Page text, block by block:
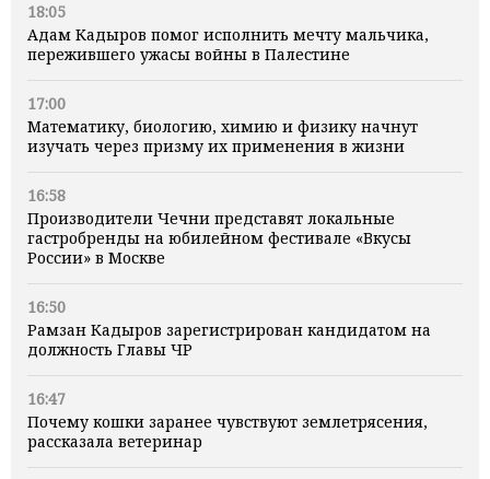
18:05
Адам Кадыров помог исполнить мечту мальчика,
пережившего ужасы войны в Палестине
17:00
Математику, биологию, химию и физику начнут
изучать через призму их применения в жизни
16:58
Производители Чечни представят локальные
гастробренды на юбилейном фестивале «Вкусы
России» в Москве
16:50
Рамзан Кадыров зарегистрирован кандидатом на
должность Главы ЧР
16:47
Почему кошки заранее чувствуют землетрясения,
рассказала ветеринар